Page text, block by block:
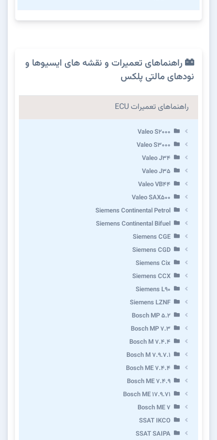
راهنماهای تعمیرات و نقشه های ایسیوها و
نودهای مالتی پلکس
راهنماهای تعمیرات ECU
Valeo S2000
Valeo S3000
Valeo J34
Valeo J35
Valeo VB44
Valeo SAX500
Siemens Continental Petrol
Siemens Continental Bifuel
Siemens CGE
Siemens CGD
Siemens Cix
Siemens CCX
Siemens L90
Siemens LZNF
Bosch MP 5.2
Bosch MP 7.3
Bosch M 7.4.4
Bosch M 7.9.7.1
Bosch ME 7.4.4
Bosch ME 7.4.9
Bosch ME 17.9.71
Bosch ME 7
SSAT IKCO
SSAT SAIPA